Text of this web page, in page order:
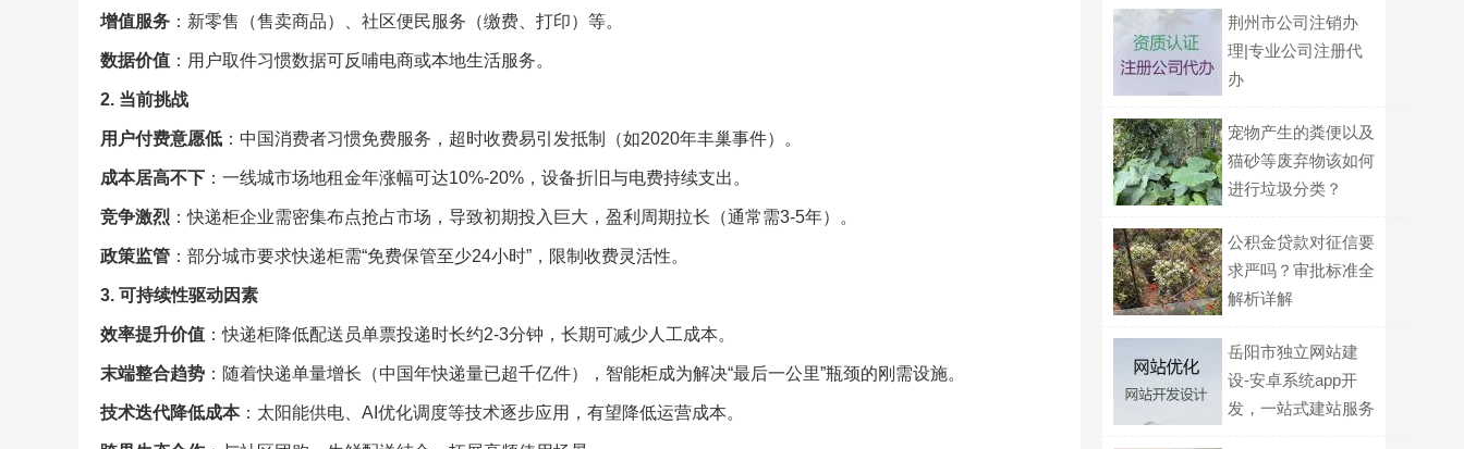
增值服务 ：新零售（售卖商品）、社区便民服务（缴费、打印）等。
数据价值 ：用户取件习惯数据可反哺电商或本地生活服务。
2. 当前挑战
用户付费意愿低 ：中国消费者习惯免费服务，超时收费易引发抵制（如2020年丰巢事件）。
成本居高不下 ：一线城市场地租金年涨幅可达10%-20%，设备折旧与电费持续支出。
竞争激烈 ：快递柜企业需密集布点抢占市场，导致初期投入巨大，盈利周期拉长（通常需3-5年）。
政策监管 ：部分城市要求快递柜需“免费保管至少24小时”，限制收费灵活性。
3. 可持续性驱动因素
效率提升价值 ：快递柜降低配送员单票投递时长约2-3分钟，长期可减少人工成本。
末端整合趋势 ：随着快递单量增长（中国年快递量已超千亿件），智能柜成为解决“最后一公里”瓶颈的刚需设施。
技术迭代降低成本：太阳能供电、AI优化调度等技术逐步应用，有望降低运营成本。
荆州市公司注销办
理|专业公司注册代
办
宠物产生的粪便以及
猫砂等废弃物该如何
进行垃圾分类？
公积金贷款对征信要
求严吗？审批标准全
解析详解
岳阳市独立网站建
设-安卓系统app开
发，一站式建站服务